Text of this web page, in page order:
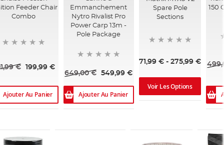
Feeder Chair
Combo
€ 199,99 €
Ajouter Au Panier
Emmanchement
Nytro Rivalist Pro
Power Carp 13m -
Pole Package
649,00 € 549,99 €
Ajouter Au Panier
Spare Pole
Sections
71,99 € -275,99 €
Voir Les Options
150